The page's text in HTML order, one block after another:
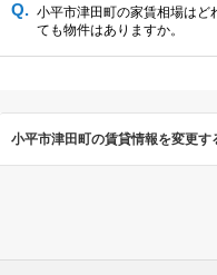
小平市津田町の家賃相場はど
ても物件はありますか。
小平市津田町の賃貸情報を変更す